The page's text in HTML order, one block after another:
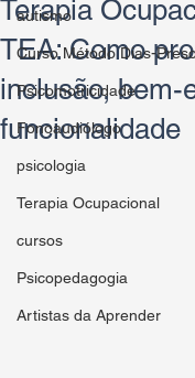
autismo
Curso Método Dias-
Psicomotricidade
Fonoaudiólogo
psicologia
Terapia Ocupacional
cursos
Psicopedagogia
Artistas da Aprender
Terapia
TEA: Como
inclusão, bem-
funcionalidade